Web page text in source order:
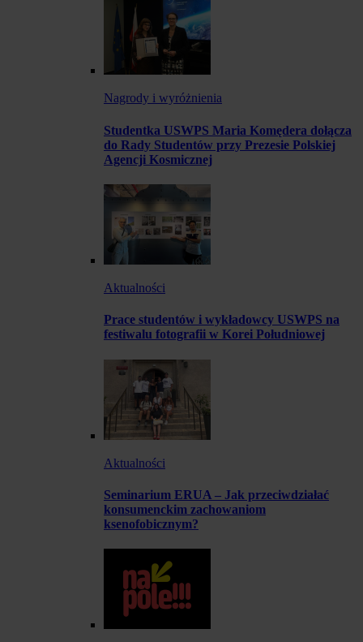
Nagrody i wyróżnienia
Studentka USWPS Maria Komędera dołącza
do Rady Studentów przy Prezesie Polskiej
Agencji Kosmicznej
Aktualności
Prace studentów i wykładowcy USWPS na
festiwalu fotografii w Korei Południowej
Aktualności
Seminarium ERUA – Jak przeciwdziałać
konsumenckim zachowaniom
ksenofobicznym?